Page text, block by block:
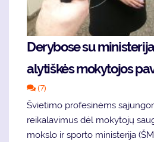
Derybose su
alytiškės mokytojos
(7)
Švietimo profesinėms
reikalavimus dėl mokytojų
mokslo ir sporto ministerija